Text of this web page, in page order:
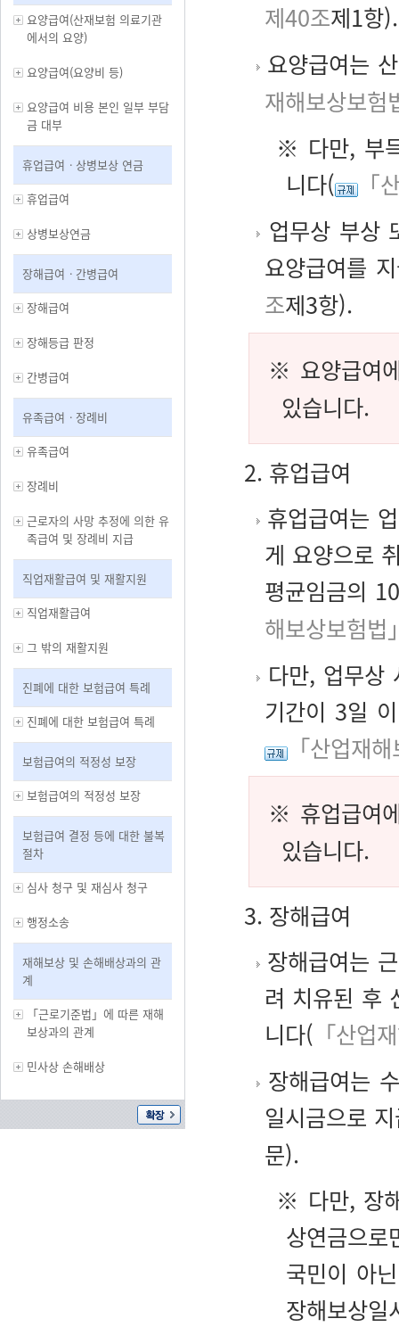
요양급여(산재보험 의료기관
에서의 요양)
요양급여(요양비 등)
요양급여 비용 본인 일부 부담
금 대부
휴업급여ㆍ상병보상 연금
휴업급여
상병보상연금
장해급여ㆍ간병급여
장해급여
장해등급 판정
간병급여
유족급여ㆍ장례비
유족급여
장례비
근로자의 사망 추정에 의한 유
족급여 및 장례비 지급
직업재활급여 및 재활지원
직업재활급여
그 밖의 재활지원
진폐에 대한 보험급여 특례
진폐에 대한 보험급여 특례
보험급여의 적정성 보장
보험급여의 적정성 보장
보험급여 결정 등에 대한 불복
절차
심사 청구 및 재심사 청구
행정소송
재해보상 및 손해배상과의 관
계
「근로기준법」에 따른 재해
보상과의 관계
민사상 손해배상
제40조제1항).
요양급여는
재해보상보험
※ 다만, 부
니다(
「
업무상 부상
요양급여를
조제3항).
※ 요양급여
있습니다.
2. 휴업급여
휴업급여는
게 요양으로
평균임금의
해보상보험법
다만, 업무상
기간이 3일
「산업재
※ 휴업급여
있습니다.
3. 장해급여
장해급여는
려 치유된 후
니다( 「산업
장해급여는
일시금으로
문).
※ 다만, 장
상연금으
국민이 아
장해보상일